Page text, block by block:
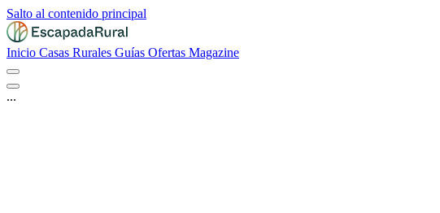
Salto al contenido principal
Inicio Casas Rurales Guías Ofertas Magazine
...